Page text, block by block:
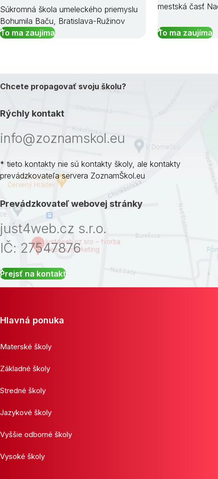
Súkromná škola umeleckého priemyslu
Bohumila Baču, Bratislava-Ružinov
To ma zaujíma
mestská časť
To ma zaujíma
Chcete propagovať svoju školu?
Rýchly kontakt
info@zoznamskol.eu
* tieto kontakty nie sú kontakty školy, ale kontakty
prevádzkovateľa servera ZoznamŠkol.eu
Prevádzkovateľ webovej stránky
just4web.cz s.r.o.
IČ: 27547876
Prejsť na kontakt
Hlavná ponuka
Materské školy
Základné školy
Stredné školy
Jazykové školy
Vyššie odborné školy
Vysoké školy